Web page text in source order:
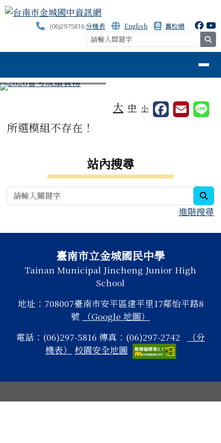
跳至主內容區
台南市金城國中資訊網
(06)2975816分機表 English 舊校網
⏸
大 中 小
主內容區域
所選模組不存在！
站內搜尋
進階搜尋
頁尾區域
頁尾區域內容臺南市立金城國民中學
Tainan Municipal Jincheng Junior High
School
地址：708007臺南市安平區建平里17鄰怡平路8
號
（Google 地圖）
電話：(06)297-5816 傳真：(06)297-2742
（分
機表）
校園安全地圖